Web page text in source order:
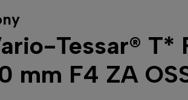
Tessar® T*
mm F4 ZA